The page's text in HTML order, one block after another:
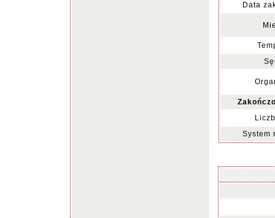
Data
System